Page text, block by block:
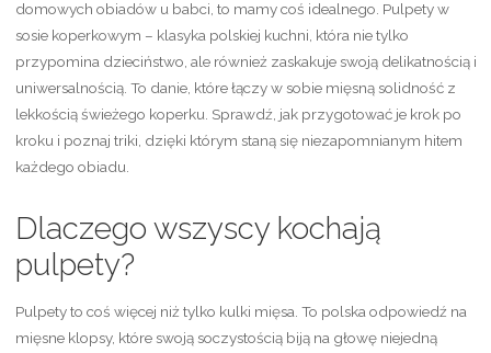
domowych obiadów u babci, to mamy coś idealnego. Pulpety w
sosie koperkowym – klasyka polskiej kuchni, która nie tylko
przypomina dzieciństwo, ale również zaskakuje swoją delikatnością i
uniwersalnością. To danie, które łączy w sobie mięsną solidność z
lekkością świeżego koperku. Sprawdź, jak przygotować je krok po
kroku i poznaj triki, dzięki którym staną się niezapomnianym hitem
każdego obiadu.
Dlaczego wszyscy kochają
pulpety?
Pulpety to coś więcej niż tylko kulki mięsa. To polska odpowiedź na
mięsne klopsy, które swoją soczystością biją na głowę niejedną